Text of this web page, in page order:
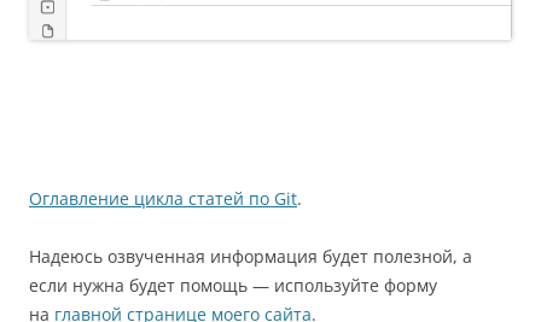
Оглавление цикла статей по Git.
Надеюсь озвученная информация будет полезной, а
если нужна будет помощь — используйте форму
на главной странице моего сайта.